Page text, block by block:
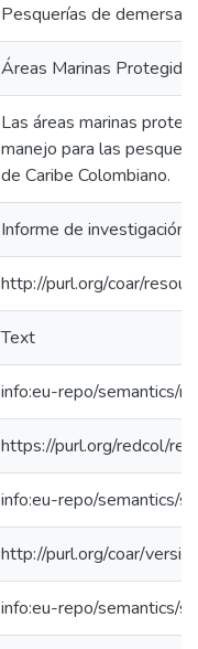
Pesquerías de
Áreas Marinas
Las áreas marinas
manejo para las
de Caribe Colombiano.
Informe de investigación
http://purl.org/coar/
Text
info:eu-repo/semantics/
https://purl.org/redcol/
info:eu-repo/semantics/
http://purl.org/coar/
info:eu-repo/semantics/